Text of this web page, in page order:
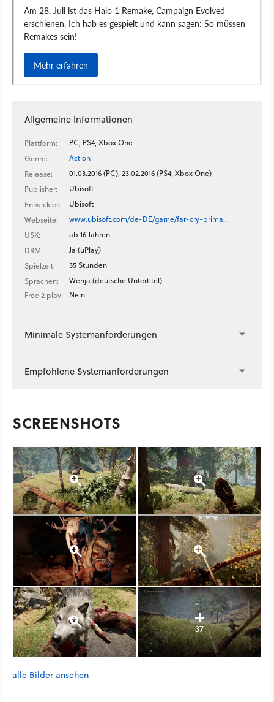
Allgemeine Informationen
Plattform:
PC, PS4, Xbox One
Genre:
Action
Release:
01.03.2016 (PC), 23.02.2016 (PS4, Xbox One)
Publisher:
Ubisoft
Entwickler:
Ubisoft
Webseite:
www.ubisoft.com/de-DE/game/far-cry-prima…
USK:
ab 16 Jahren
DRM:
Ja (uPlay)
Spielzeit:
35 Stunden
Sprachen:
Wenja (deutsche Untertitel)
Free 2 play:
Nein
Minimale Systemanforderungen
Empfohlene Systemanforderungen
SCREENSHOTS
37
alle Bilder ansehen